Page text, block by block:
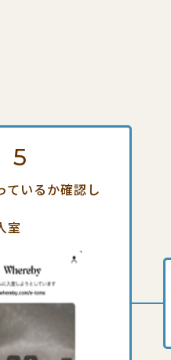
5
ているか確認し
室